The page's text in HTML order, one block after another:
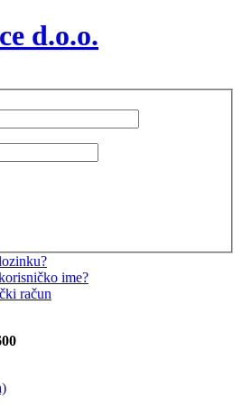
d.o.o.
ime?
račun